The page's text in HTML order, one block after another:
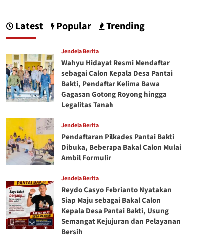
Latest Popular Trending
Jendela Berita
Wahyu Hidayat Resmi Mendaftar
sebagai Calon Kepala Desa Pantai
Bakti, Pendaftar Kelima Bawa
Gagasan Gotong Royong hingga
Legalitas Tanah
Jendela Berita
Pendaftaran Pilkades Pantai Bakti
Dibuka, Beberapa Bakal Calon Mulai
Ambil Formulir
Jendela Berita
Reydo Casyo Febrianto Nyatakan
Siap Maju sebagai Bakal Calon
Kepala Desa Pantai Bakti, Usung
Semangat Kejujuran dan Pelayanan
Bersih